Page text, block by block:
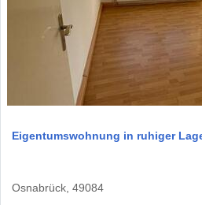
Eigentumswohnung in ruhiger
Osnabrück, 49084